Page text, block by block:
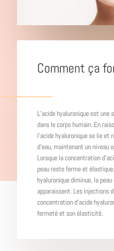
Comment ça
L’acide hyaluronique est
dans le corps humain. En
l’acide hyaluronique se lie et
d’eau, maintenant un niveau
Lorsque la concentration
peau reste ferme et
hyaluronique diminue, la
apparaissent. Les injections
concentration d’acide
fermeté et son élasticité.